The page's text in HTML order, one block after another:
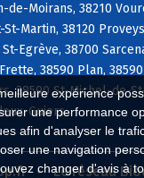
expérience
une performance
afin d'analyser le
une navigation
changer d'avis à
de-Moirans, 38210
Martin, 38120
Egrève, 38700
38590 Plan,
38590 St-Michel-de-
Guiers
Le réseau